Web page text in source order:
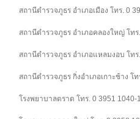
สถานีตำรวจภูธร อำเภอเมือง โทร. 0
สถานีตำรวจภูธร อำเภอคลองใหญ่ โท
สถานีตำรวจภูธร อำเภอแหลมงอบ โท
สถานีตำรวจภูธร กิ่งอำเภอเกาะช้าง โ
โรงพยาบาลตราด โทร. 0 3951 1040-